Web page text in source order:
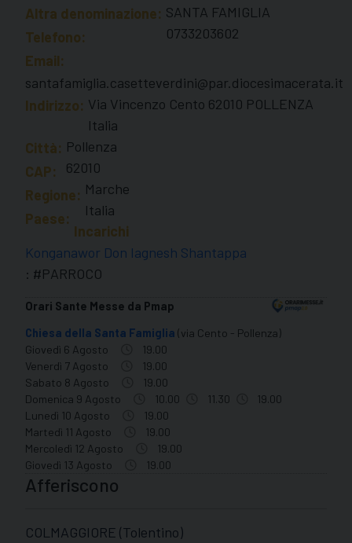
Altra denominazione: SANTA FAMIGLIA
Telefono:
0733203602
Email:
santafamiglia.casetteverdini@par.diocesimacerata.it
Indirizzo: Via Vincenzo Cento 62010 POLLENZA
Italia
Città: Pollenza
CAP:
62010
Regione: Marche
Paese:
Italia
Incarichi
Konganawor Don Iagnesh Shantappa
: #PARROCO
Orari Sante Messe da Pmap
Chiesa della Santa Famiglia (via Cento - Pollenza)
Giovedì 6 Agosto
19.00
Venerdì 7 Agosto
19.00
Sabato 8 Agosto
19.00
Domenica 9 Agosto
10.00 11.30
19.00
Lunedì 10 Agosto
19.00
Martedì 11 Agosto
19.00
Mercoledì 12 Agosto
19.00
Giovedì 13 Agosto
19.00
Afferiscono
COLMAGGIORE (Tolentino)